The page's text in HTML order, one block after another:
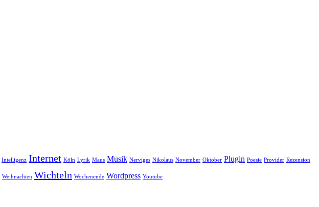
Intelligenz Internet Köln Lyrik Maus Musik Nerviges Nikolaus November Oktober Plugin Poesie Provider Rezension
Weihnachten Wichteln Wochenende Wordpress Youtube